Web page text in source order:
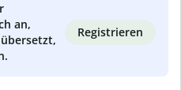
an,
Registrieren